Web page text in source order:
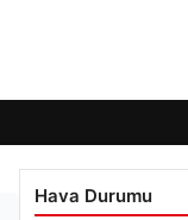
Hava Durumu